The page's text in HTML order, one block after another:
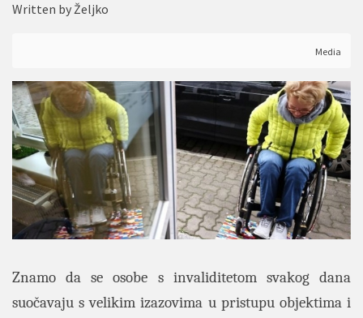
Written byŽeljko
Media
Znamo da se osobe s invaliditetom svakog dana
suočavaju s velikim izazovima u pristupu objektima i